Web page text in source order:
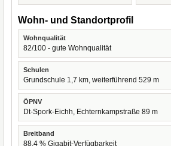
Wohn- und Standortprofil
Wohnqualität
82/100 - gute Wohnqualität
Schulen
Grundschule 1,7 km, weiterführend 529 m
ÖPNV
Dt-Spork-Eichh, Echternkampstraße 89 m
Breitband
88,4 % Gigabit-Verfügbarkeit